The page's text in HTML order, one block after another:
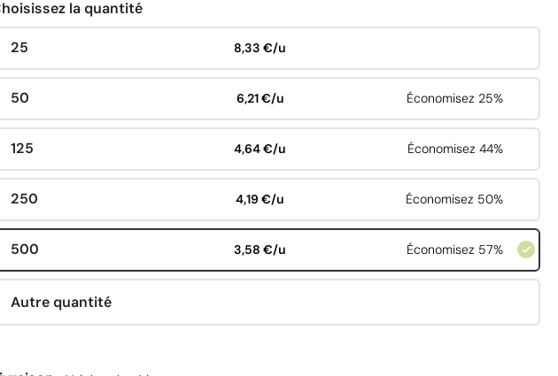
la quantité
25 8,33 €/u
50 6,21 €/u Économisez 25%
125 4,64 €/u Économisez 44%
250 4,19 €/u Économisez 50%
500 3,58 €/u Économisez 57%
Autre quantité